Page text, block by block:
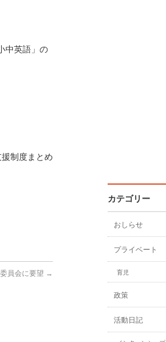
中英語」の
制度まとめ
員会に要望 →
カテゴリー
おしらせ
プライベート
育児
政策
活動日記